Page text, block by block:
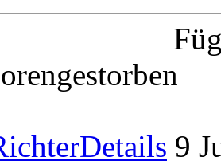
gestorben
Details 9